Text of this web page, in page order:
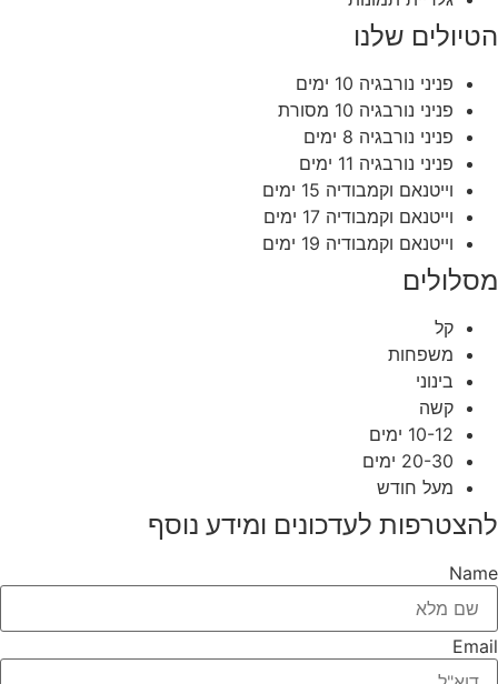
הטיולים שלנו
פניני נורבגיה 10 ימים
פניני נורבגיה 10 מסורת
פניני נורבגיה 8 ימים
פניני נורבגיה 11 ימים
וייטנאם וקמבודיה 15 ימים
וייטנאם וקמבודיה 17 ימים
וייטנאם וקמבודיה 19 ימים
מסלולים
קל
משפחות
בינוני
קשה
10-12 ימים
20-30 ימים
מעל חודש
להצטרפות לעדכונים ומידע נוסף
Name
Email